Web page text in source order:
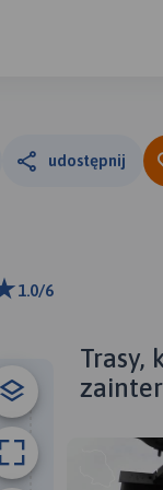
udostępnij
1.0/6
Trasy,